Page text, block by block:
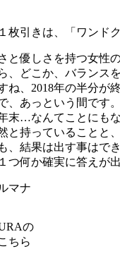
枚引きは、「ワンド
と優しさを持つ女性
、どこか、バランス
ね、2018年の半分が
、あっという間です。
末…なんてことにも
と持っていることと
、結果は出す事はで
つ何か確実に答えが
マナ
の
ちら